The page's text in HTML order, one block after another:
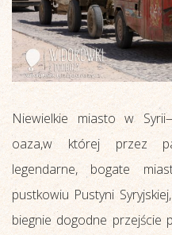
Niewielkie miasto w
oaza,w której przez
legendarne, bogate
pustkowiu Pustyni
biegnie dogodne